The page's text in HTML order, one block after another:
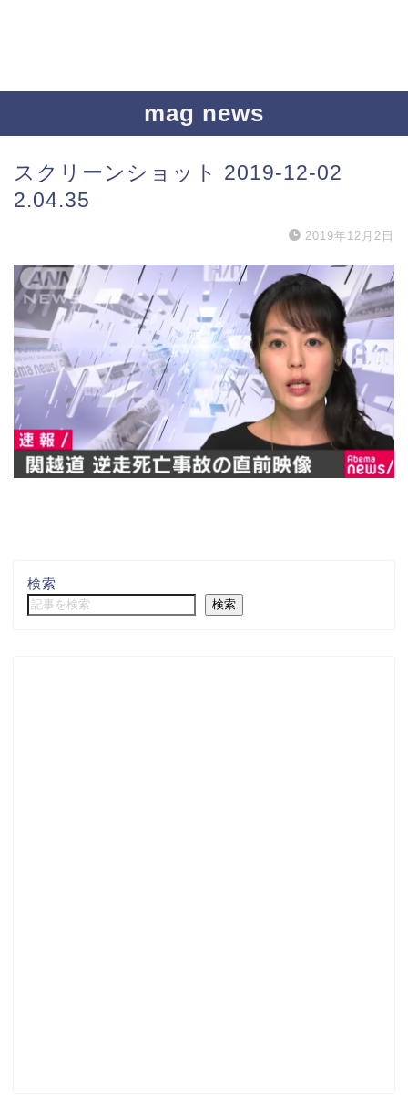
mag news
スクリーンショット 2019-12-02
2.04.35
2019年12月2日
検索
検索